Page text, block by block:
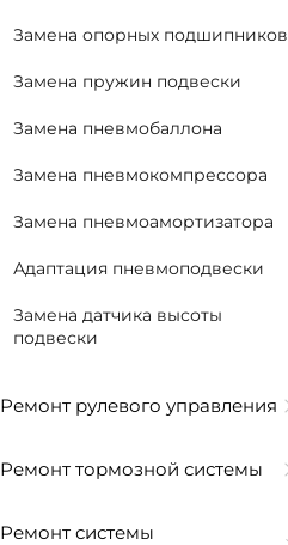
Замена опорных подшипников
Замена пружин подвески
Замена пневмобаллона
Замена пневмокомпрессора
Замена пневмоамортизатора
Адаптация пневмоподвески
Замена датчика высоты
подвески
Ремонт рулевого управления
Ремонт тормозной системы
Ремонт системы